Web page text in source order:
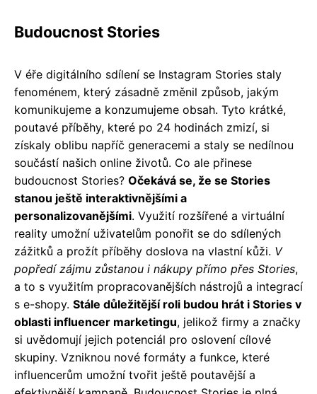
Budoucnost Stories
V éře digitálního sdílení se Instagram Stories staly
fenoménem, který zásadně změnil způsob, jakým
komunikujeme a konzumujeme obsah. Tyto krátké,
poutavé příběhy, které po 24 hodinách zmizí, si
získaly oblibu napříč generacemi a staly se nedílnou
součástí našich online životů. Co ale přinese
budoucnost Stories? Očekává se, že se Stories
stanou ještě interaktivnějšími a
personalizovanějšími. Využití rozšířené a virtuální
reality umožní uživatelům ponořit se do sdílených
zážitků a prožít příběhy doslova na vlastní kůži. V
popředí zájmu zůstanou i nákupy přímo přes Stories,
a to s využitím propracovanějších nástrojů a integrací
s e-shopy. Stále důležitější roli budou hrát i Stories v
oblasti influencer marketingu, jelikož firmy a značky
si uvědomují jejich potenciál pro oslovení cílové
skupiny. Vzniknou nové formáty a funkce, které
influencerům umožní tvořit ještě poutavější a